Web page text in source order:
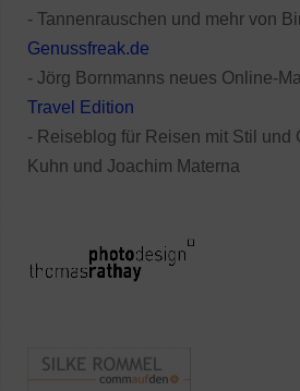
- Tannenrauschen und mehr von
Genussfreak.de
- Jörg Bornmanns neues Online-
Travel Edition
- Reiseblog für Reisen mit Stil und
Kuhn und Joachim Materna